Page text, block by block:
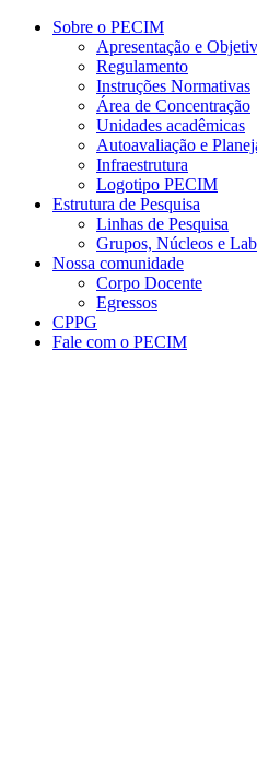
Conteúdo principal Menu principal
Sobre o PECIM
Apresentação e
Regulamento
Instruções Normativas
Área de Concentração
Unidades acadêmicas
Autoavaliação e
Infraestrutura
Logotipo PECIM
Estrutura de Pesquisa
Linhas de Pesquisa
Grupos, Núcleos e
Nossa comunidade
Corpo Docente
Egressos
CPPG
Fale com o PECIM